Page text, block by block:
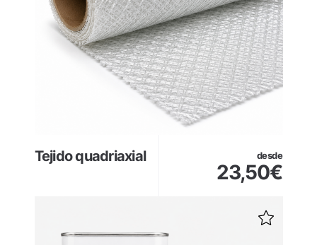
Tejido quadriaxial desde
23,50€